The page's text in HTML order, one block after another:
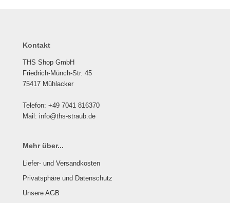
Kontakt
THS Shop GmbH
Friedrich-Münch-Str. 45
75417 Mühlacker
Telefon: +49 7041 816370
Mail: info@ths-straub.de
Mehr über...
Liefer- und Versandkosten
Privatsphäre und Datenschutz
Unsere AGB